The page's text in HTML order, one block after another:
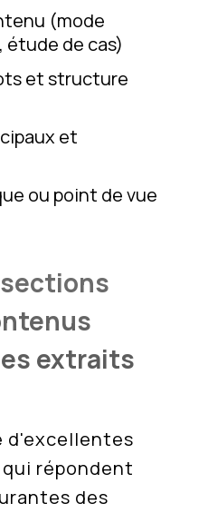
(mode
étude de cas)
et structure
et
ou point de vue
extraits
d'excellentes
répondent
des